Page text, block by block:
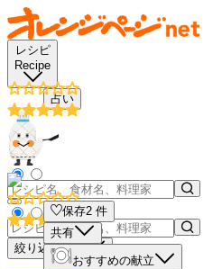
レシピ
Recipe
占い
絞り込み検索
保存2 件
共有
おすすめの献立